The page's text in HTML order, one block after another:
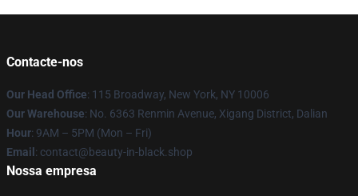
Contacte-nos
Our Head Office: 115 Broadway, New York, NY 10006
Our Warehouse: No. 6363 Renmin Avenue, Xigang District, Dalian
Hour: 9AM – 5PM (Mon – Fri)
Email : contact@beauty-in-black.shop
Nossa empresa